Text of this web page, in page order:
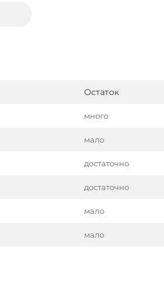
Остаток
много
мало
достаточно
достаточно
мало
мало